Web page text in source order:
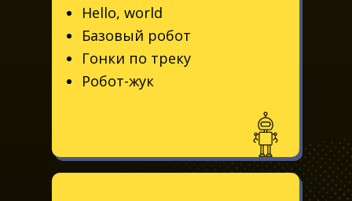
Hello, world
Базовый робот
Гонки по треку
Робот-жук